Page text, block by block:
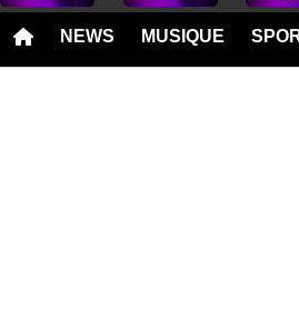
NEWS MUSIQUE